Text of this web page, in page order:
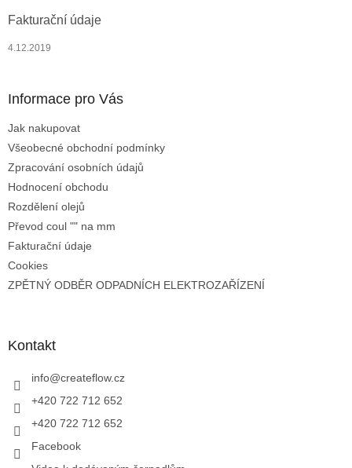
Fakturační údaje
4.12.2019
Informace pro Vás
Jak nakupovat
Všeobecné obchodní podmínky
Zpracování osobních údajů
Hodnocení obchodu
Rozdělení olejů
Převod coul "" na mm
Fakturační údaje
Cookies
ZPĚTNÝ ODBĚR ODPADNÍCH ELEKTROZAŘÍZENÍ
Kontakt
info@createflow.cz
+420 722 712 652
+420 722 712 652
Facebook